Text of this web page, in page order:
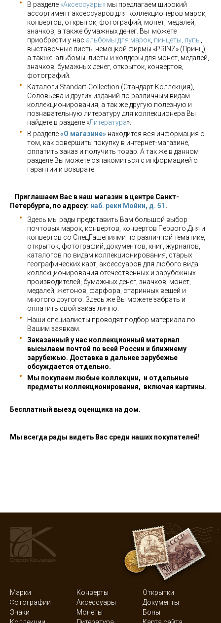
В разделе «Аксессуары» мы предлагаем широкий
ассортимент аксессуаров для коллекционеров марок,
конвертов, открыток, фотографий, монет, медалей,
значков, а также бумажных денег. Вы можете
приобрести у нас альбомы для марок пинцеты, лупы
выставочные листы немецкой фирмы «PRINZ» (Принц),
а также альбомы, листы и холдеры для монет, медалей,
значков, бумажных денег, открыток, конвертов,
фотографий.
Каталоги Standart-Collection (Стандарт Коллекция),
Соловьева и других изданий по различным видам
коллекционирования, а так же другую полезную и
познавательную литературу для коллекционера Вы
найдете в разделе «Литература».
В разделе«О магазине» находится вся информация о
том, как совершить покупку в интернет-магазине,
оплатить заказ и получить товар. А так же в данном
разделе Вы можете ознакомиться с информацией о
гарантии и возврате.
Приглашаем Вас в наш магазин в центре Санкт-
Петербурга, по адресу: наб. реки Мойки, д. 51 .
Здесь мы рады представить Вам большой выбор
почтовых марок, конвертов, конвертов Первого Дня и
конвертов со СпецГашениями по различной тематике,
открыток, фотографий, документов, книг, журналов,
каталогов по видам коллекционирования, старых
географических карт, аксессуаров для любого вида
коллекционирования отечественных и зарубежных
производителей, бумажных денег, значков, монет,
медалей, жетонов, фарфора, старинных вещей и
многого другого. Здесь же Вы можете забрать и
оплатить свой заказ лично.
Наши специалисты проводят подбор материала по
Вашим заявкам.
Заказанный у нас коллекционный материал
высылаем почтой по всей России и ближнему
зарубежью. Доставка в дальнее зарубежье
обсуждается отдельно.
Мы покупаем любые коллекции, и отдельные
предметы коллекционирования, включая картины.
Бесплатный выезд оценщика на дом.
Мы всегда рады видеть Вас среди наших покупателей!
Марки Конверты
Открытки
Фотографии
Аксессуары
Документы
Знаки
Монеты
Боны